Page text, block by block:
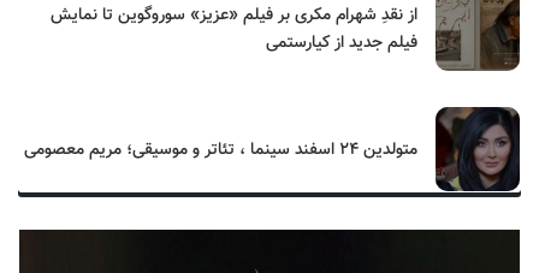
از نقدِ شهرام مکری بر فیلم «عزیز» سوروگوین تا نمایش
فیلم جدید از کیارستمی
متولدین ۲۴ اسفند سینما ، تئاتر و موسیقی؛ مریم معصومی